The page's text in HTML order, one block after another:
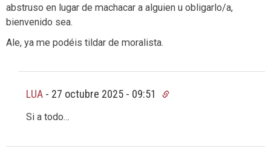
abstruso en lugar de machacar a alguien u obligarlo/a,
bienvenido sea.
Ale, ya me podéis tildar de moralista.
LUA - 27 octubre 2025 - 09:51
Si a todo…